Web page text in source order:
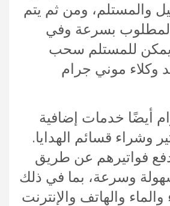
والمستلم، ومن ثم يتم
المطلوب بسرعة وفي
للمستلم سحب
وكلاء موني جرام
أيضًا خدمات إضافية
وشراء قسائم الهدايا.
فواتيرهم عن طريق
وسرعة، بما في ذلك
والماء والهاتف والإنترنت